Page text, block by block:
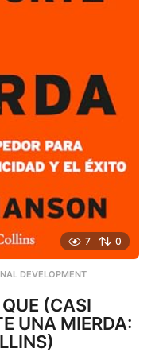
7 0
DEVELOPMENT
(CASI
UNA MIERDA: